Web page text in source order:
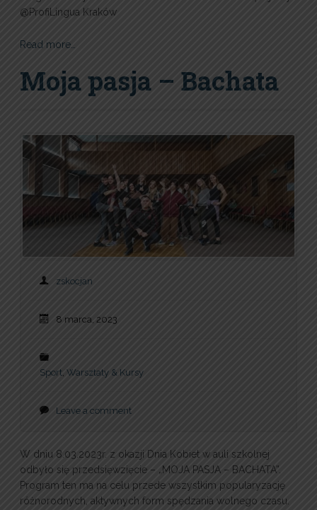
@ProfiLingua Kraków
Read more…
Moja pasja – Bachata
zskocjan
8 marca, 2023
Sport, Warsztaty & Kursy
Leave a comment
W dniu 8.03.2023r. z okazji Dnia Kobiet w auli szkolnej
odbyło się przedsięwzięcie – „MOJA PASJA – BACHATA”.
Program ten ma na celu przede wszystkim popularyzację
różnorodnych, aktywnych form spędzania wolnego czasu.